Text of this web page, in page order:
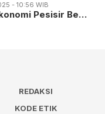
- 10:56 WIB
Pesisir Be…
REDAKSI
KODE ETIK